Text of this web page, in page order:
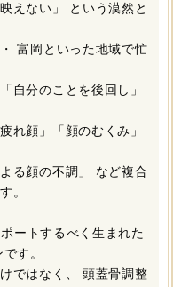
えない」 という漠然と
富岡といった地域で忙
自分のことを後回し」
れ顔」「顔のむくみ」
る顔の不調」 など複合
。
ートするべく生まれた
す。
ではなく、 頭蓋骨調整